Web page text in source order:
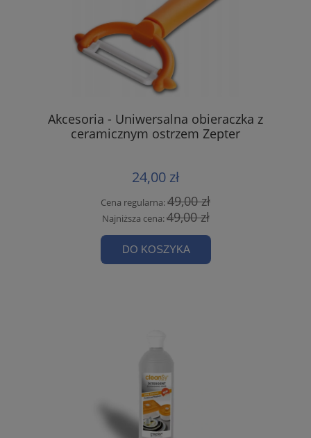
Akcesoria - Uniwersalna obieraczka z
ceramicznym ostrzem Zepter
24,00 zł
Cena regularna:49,00 zł
Najniższa cena:49,00 zł
DO KOSZYKA